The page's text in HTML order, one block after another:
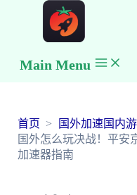
Main Menu
首页
国外加速国内
国外怎么玩决战！平安
加速器指南